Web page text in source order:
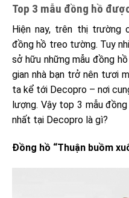
Top 3 mẫu đồng hồ
Hiện nay, trên thị trường
đồng hồ treo tường. Tuy
sở hữu những mẫu đồng
gian nhà bạn trở nên tươi
ta kể tới Decopro – nơi
lượng. Vậy top 3 mẫu
nhất tại Decopro là gì?
Đồng hồ “Thuận buồm